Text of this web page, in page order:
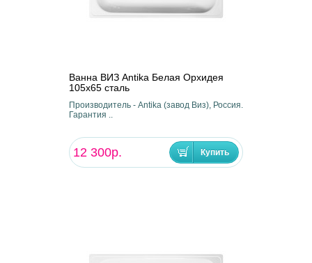
Ванна ВИЗ Antika Белая Орхидея
105х65 сталь
Производитель - Antika (завод Виз), Россия.
Гарантия ..
12 300р.